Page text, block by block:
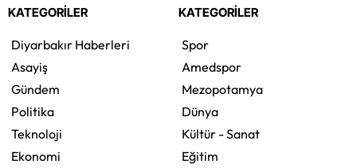
KATEGORİLER
Diyarbakır Haberleri
Asayiş
Gündem
Politika
Teknoloji
Ekonomi
KATEGORİLER
Spor
Amedspor
Mezopotamya
Dünya
Kültür - Sanat
Eğitim